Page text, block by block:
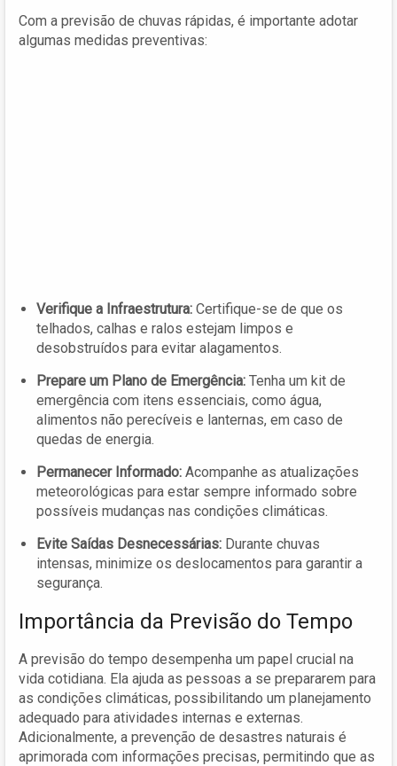
Com a previsão de chuvas rápidas, é importante adotar
algumas medidas preventivas:
Verifique a Infraestrutura: Certifique-se de que os
telhados, calhas e ralos estejam limpos e
desobstruídos para evitar alagamentos.
Prepare um Plano de Emergência: Tenha um kit de
emergência com itens essenciais, como água,
alimentos não perecíveis e lanternas, em caso de
quedas de energia.
Permanecer Informado: Acompanhe as atualizações
meteorológicas para estar sempre informado sobre
possíveis mudanças nas condições climáticas.
Evite Saídas Desnecessárias: Durante chuvas
intensas, minimize os deslocamentos para garantir a
segurança.
Importância da Previsão do Tempo
A previsão do tempo desempenha um papel crucial na
vida cotidiana. Ela ajuda as pessoas a se prepararem para
as condições climáticas, possibilitando um planejamento
adequado para atividades internas e externas.
Adicionalmente, a prevenção de desastres naturais é
aprimorada com informações precisas, permitindo que as